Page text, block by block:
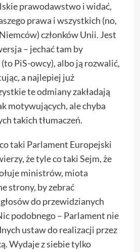
prawodawstwo i widać,
prawa i wszystkich (no,
członków Unii. Jest
– jechać tam by
PiS-owcy), albo ją rozwalić,
a najlepiej już
te odmiany zakładają
motywujących, ale chyba
takich tłumaczeń.
taki Parlament Europejski
że tyle co taki Sejm, że
ministrów, miota
strony, by zebrać
do przewidzianych
podobnego – Parlament nie
ustaw do realizacji przez
Wydaje z siebie tylko